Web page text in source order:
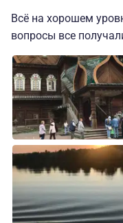
Всё на хорошем
вопросы все